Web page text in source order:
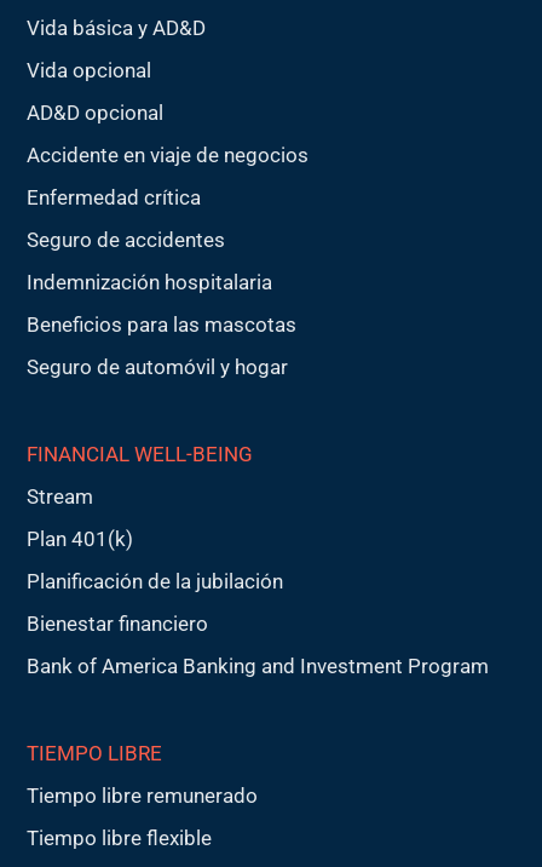
Vida básica y AD&D
Vida opcional
AD&D opcional
Accidente en viaje de negocios
Enfermedad crítica
Seguro de accidentes
Indemnización hospitalaria
Beneficios para las mascotas
Seguro de automóvil y hogar
FINANCIAL WELL-BEING
Stream
Plan 401(k)
Planificación de la jubilación
Bienestar financiero
Bank of America Banking and Investment Program
TIEMPO LIBRE
Tiempo libre remunerado
Tiempo libre flexible